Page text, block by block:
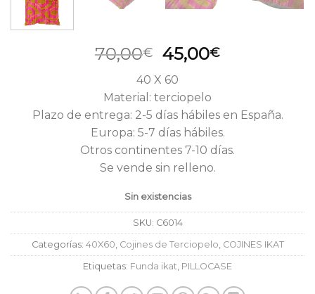
70,00€
El
precio
original
era:
70,00€.
45,00€El
45,00€.
40 X 60
Material: terciopelo
Plazo de entrega: 2-5 días hábiles en España.
Europa: 5-7 días hábiles.
Otros continentes 7-10 días.
Se vende sin relleno.
Sin existencias
SKU: C6014
Categorías: 40X60 Cojines de Terciopelo COJINES IKAT
Etiquetas: Funda ikat PILLOCASE